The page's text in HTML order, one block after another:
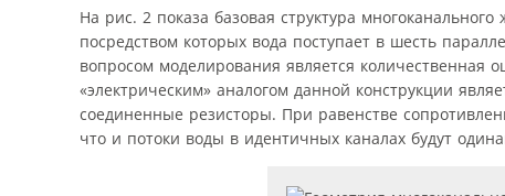
На рис. 2 показа базовая структура
посредством которых вода поступает в шесть
вопросом моделирования является
«электрическим» аналогом данной конструкции
соединенные резисторы. При равенстве
что и потоки воды в идентичных каналах будут